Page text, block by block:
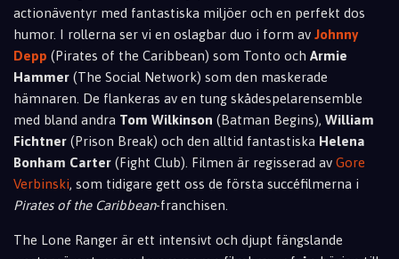
actionäventyr med fantastiska miljöer och en perfekt dos
humor. I rollerna ser vi en oslagbar duo i form av Johnny
Depp (Pirates of the Caribbean) som Tonto och Armie
Hammer (The Social Network) som den maskerade
hämnaren. De flankeras av en tung skådespelarensemble
med bland andra Tom Wilkinson (Batman Begins), William
Fichtner (Prison Break) och den alltid fantastiska Helena
Bonham Carter (Fight Club). Filmen är regisserad av Gore
Verbinski, som tidigare gett oss de första succéfilmerna i
Pirates of the Caribbean-franchisen.
The Lone Ranger är ett intensivt och djupt fängslande